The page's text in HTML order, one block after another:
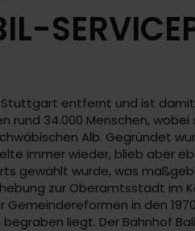
Stuttgart entfernt und ist
rund 34.000 Menschen,
Alb. Gegründet
immer wieder, blieb aber
gewählt wurde, was
zur Oberamtsstadt im
in den
begraben liegt. Der Bahnhof